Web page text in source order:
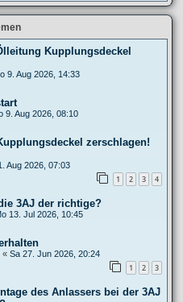
Kupplungsdeckel
9. Aug 2026, 14:33
9. Aug 2026, 08:10
zerschlagen!
Aug 2026, 07:03
1 2 3 4
3AJ der richtige?
13. Jul 2026, 10:45
« Sa 27. Jun 2026, 20:24
1 2 3
des Anlassers bei der 3AJ